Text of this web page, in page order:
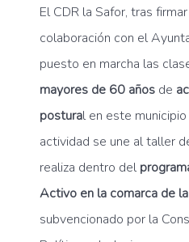
El CDR la Safor, tras
colaboración con el
puesto en marcha las
mayores de 60 años de
postural en este
actividad se une al taller
realiza dentro del
Activo en la comarca de
subvencionado por la